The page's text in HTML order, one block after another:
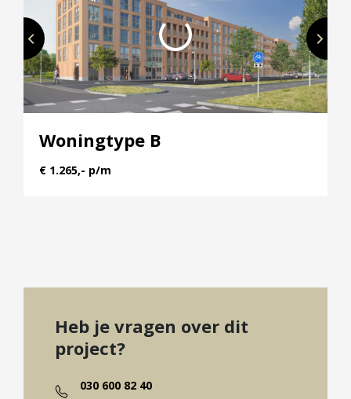
Woningtype B
€ 1.265,- p/m
Heb je vragen over dit
project?
030 600 82 40